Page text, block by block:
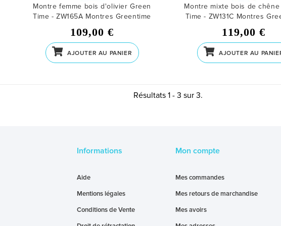
Montre femme bois d'olivier Green
Time - ZW165A Montres Greentime
109,00 €
AJOUTER AU PANIER
Montre mixte bois de
Time - ZW131C Montres
119,00 €
AJOUTER AU
Résultats 1 - 3 sur 3.
Informations
Aide
Mentions légales
Conditions de Vente
Mon compte
Mes commandes
Mes retours de marchandise
Mes avoirs